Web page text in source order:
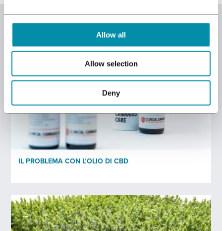
Allow all
Allow selection
Deny
Nome Completo*
Informativa sulla privacy*
*)Informativa sulla privacy
IL PROBLEMA CON L’OLIO DI CBD